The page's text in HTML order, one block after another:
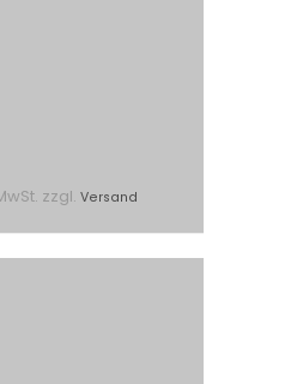
zzgl. Versand